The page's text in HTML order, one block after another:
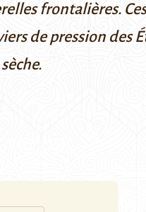
frontalières.
de pression des